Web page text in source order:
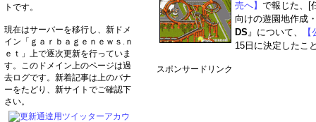
売へ】 で報じた、[
向けの遊園地作成
DS』について、
15日に決定したこ
スポンサードリンク
トです。
現在はサーバーを移行し、新ドメ
イン「ｇａｒｂａｇｅｎｅｗｓ.ｎ
ｅｔ」上で逐次更新を行っていま
す。このドメイン上のページは過
去ログです。新着記事は上のバナ
ーをたどり、新サイトでご確認下
さい。